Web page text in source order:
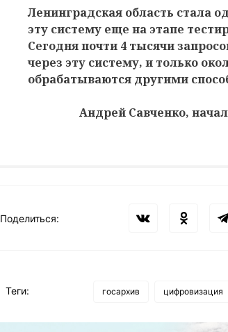
Ленинградская область стала
эту систему еще на этапе
Сегодня почти 4 тысячи
через эту систему, и только
обрабатываются другими
Андрей Савченко,
Поделиться:
Теги: госархив цифровизация